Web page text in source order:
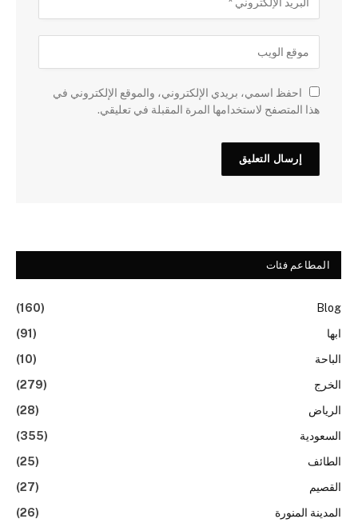
احفظ اسمي، بريدي الإلكتروني، والموقع الإلكتروني في
هذا المتصفح لاستخدامها المرة المقبلة في تعليقي.
المطاعم فئات
Blog
(160)
ابها
(91)
الباحة
(10)
الخرج
(279)
الرياض
(28)
السعودية
(355)
الطائف
(25)
القصيم
(27)
المدينة المنورة
(26)